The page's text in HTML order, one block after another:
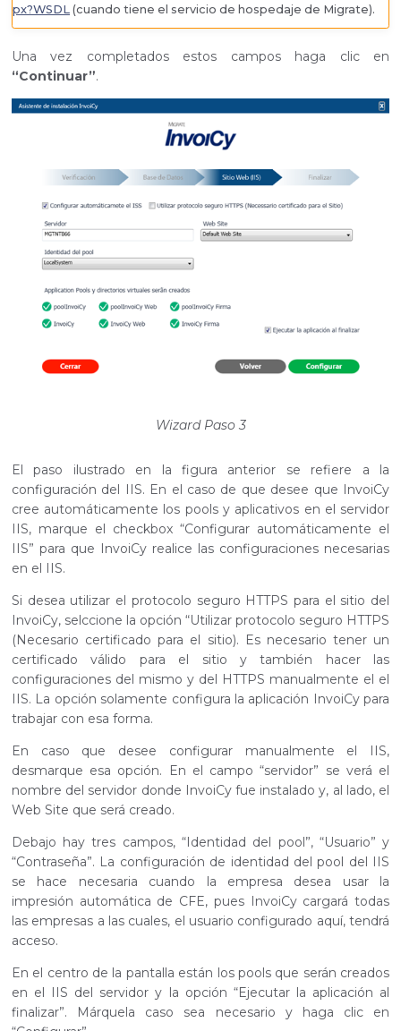
px?WSDL(cuando tiene el servicio de hospedaje de Migrate).
Una vez completados estos campos haga clic en
“Continuar”.
Wizard Paso 3
El paso ilustrado en la figura anterior se refiere a la
configuración del IIS. En el caso de que desee que InvoiCy
cree automáticamente los pools y aplicativos en el servidor
IIS, marque el checkbox “Configurar automáticamente el
IIS” para que InvoiCy realice las configuraciones necesarias
en el IIS.
Si desea utilizar el protocolo seguro HTTPS para el sitio del
InvoiCy, selccione la opción “Utilizar protocolo seguro HTTPS
(Necesario certificado para el sitio). Es necesario tener un
certificado válido para el sitio y también hacer las
configuraciones del mismo y del HTTPS manualmente el el
IIS. La opción solamente configura la aplicación InvoiCy para
trabajar con esa forma.
En caso que desee configurar manualmente el IIS,
desmarque esa opción. En el campo “servidor” se verá el
nombre del servidor donde InvoiCy fue instalado y, al lado, el
Web Site que será creado.
Debajo hay tres campos, “Identidad del pool”, “Usuario” y
“Contraseña”. La configuración de identidad del pool del IIS
se hace necesaria cuando la empresa desea usar la
impresión automática de CFE, pues InvoiCy cargará todas
las empresas a las cuales, el usuario configurado aquí, tendrá
acceso.
En el centro de la pantalla están los pools que serán creados
en el IIS del servidor y la opción “Ejecutar la aplicación al
finalizar”. Márquela caso sea necesario y haga clic en